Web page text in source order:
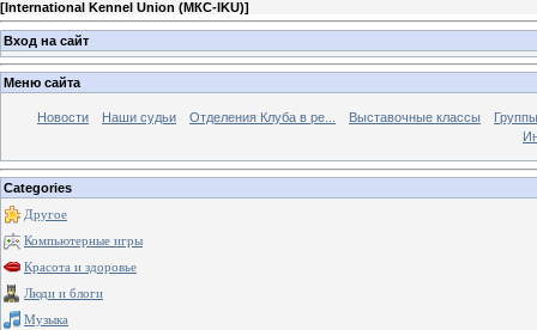
[International Kennel Union (МКС-IKU)]
Вход на сайт
Меню сайта
Новости Наши судьи Отделения Клуба в ре... Выставочные классы
Categories
Другое
Компьютерные игры
Красота и здоровье
Люди и блоги
Музыка